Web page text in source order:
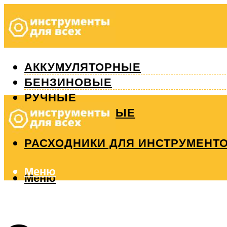
АККУМУЛЯТОРНЫЕ
БЕНЗИНОВЫЕ
РУЧНЫЕ
ИЗМЕРИТЕЛЬНЫЕ
РЕМОНТ
РАСХОДНИКИ ДЛЯ
Меню
Меню